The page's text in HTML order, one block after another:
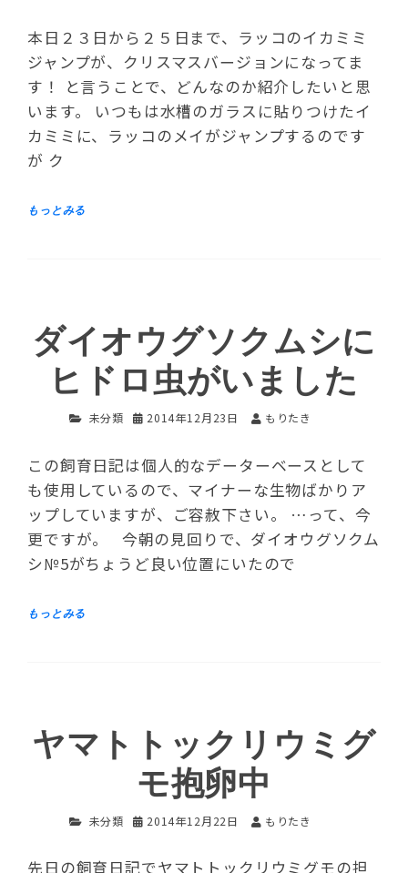
本日２３日から２５日まで、ラッコのイカミミ
ジャンプが、クリスマスバージョンになってま
す！ と言うことで、どんなのか紹介したいと思
います。 いつもは水槽のガラスに貼りつけたイ
カミミに、ラッコのメイがジャンプするのです
が ク
ダイオウグソクムシに
ヒドロ虫がいました
未分類 2014年12月23日 もりたき
この飼育日記は個人的なデーターベースとして
も使用しているので、マイナーな生物ばかりア
ップしていますが、ご容赦下さい。 …って、今
更ですが。 今朝の見回りで、ダイオウグソクム
シ№5がちょうど良い位置にいたので
ヤマトトックリウミグ
モ抱卵中
未分類 2014年12月22日 もりたき
先日の飼育日記でヤマトトックリウミグモの担